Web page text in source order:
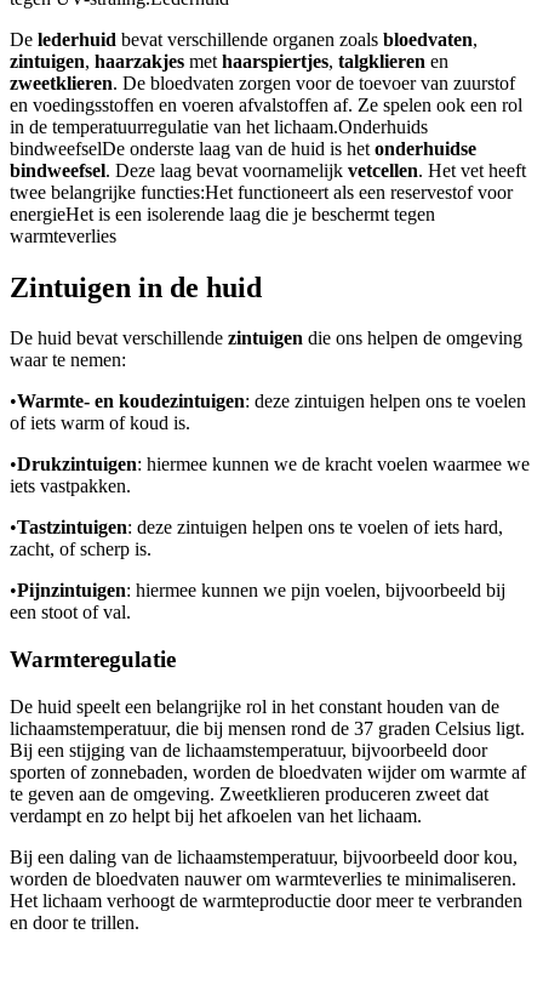
De lederhuid bevat verschillende organen zoals bloedvaten,
zintuigen, haarzakjes met haarspiertjes, talgklieren en
zweetklieren. De bloedvaten zorgen voor de toevoer van zuurstof
en voedingsstoffen en voeren afvalstoffen af. Ze spelen ook een rol
in de temperatuurregulatie van het lichaam.Onderhuids
bindweefselDe onderste laag van de huid is het onderhuidse
bindweefsel. Deze laag bevat voornamelijk vetcellen. Het vet heeft
twee belangrijke functies:Het functioneert als een reservestof voor
energieHet is een isolerende laag die je beschermt tegen
warmteverlies
Zintuigen in de huid
De huid bevat verschillende zintuigen die ons helpen de omgeving
waar te nemen:
•Warmte- en koudezintuigen: deze zintuigen helpen ons te voelen
of iets warm of koud is.
•Drukzintuigen: hiermee kunnen we de kracht voelen waarmee we
iets vastpakken.
•Tastzintuigen: deze zintuigen helpen ons te voelen of iets hard,
zacht, of scherp is.
•Pijnzintuigen: hiermee kunnen we pijn voelen, bijvoorbeeld bij
een stoot of val.
Warmteregulatie
De huid speelt een belangrijke rol in het constant houden van de
lichaamstemperatuur, die bij mensen rond de 37 graden Celsius ligt.
Bij een stijging van de lichaamstemperatuur, bijvoorbeeld door
sporten of zonnebaden, worden de bloedvaten wijder om warmte af
te geven aan de omgeving. Zweetklieren produceren zweet dat
verdampt en zo helpt bij het afkoelen van het lichaam.
Bij een daling van de lichaamstemperatuur, bijvoorbeeld door kou,
worden de bloedvaten nauwer om warmteverlies te minimaliseren.
Het lichaam verhoogt de warmteproductie door meer te verbranden
en door te trillen.